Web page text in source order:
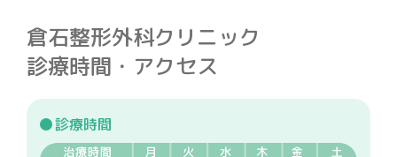
倉石整形外科クリニック
診療時間・アクセス
診療時間